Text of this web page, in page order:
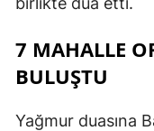
7 MAHALLE
BULUŞTU
Yağmur duasına